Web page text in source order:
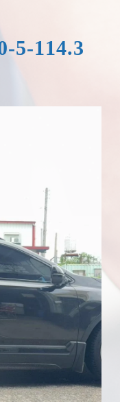
5-114.3